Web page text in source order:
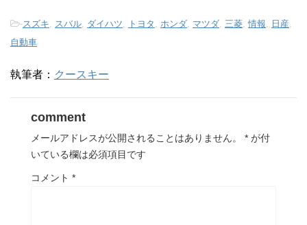
-スズキ スバル ダイハツ トヨタ ホンダ マツダ 三菱 情報 日産
自動車
執筆者： クースキー
comment
メールアドレスが公開されることはありません。 * が付
いている欄は必須項目です
コメント *